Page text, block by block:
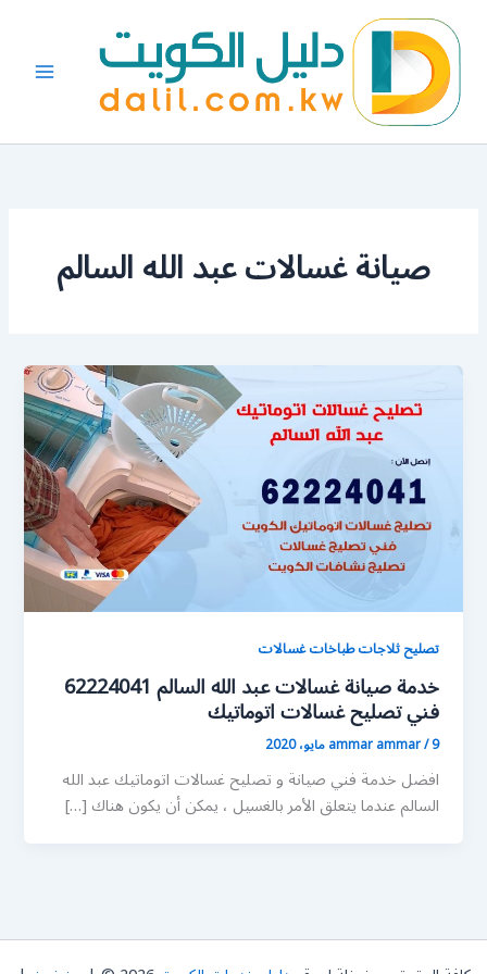
المحتوى
صيانة غسالات عبد الله السالم
تصليح ثلاجات طباخات غسالات
خدمة صيانة غسالات عبد الله السالم 62224041
فني تصليح غسالات اتوماتيك
ammar ammar/9 مايو، 2020
افضل خدمة فني صيانة و تصليح غسالات اتوماتيك عبد الله
السالم عندما يتعلق الأمر بالغسيل ، يمكن أن يكون هناك […]